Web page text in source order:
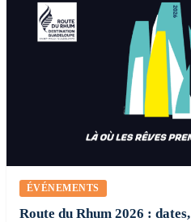
ÉVÉNEMENTS
Route du Rhum 2026 :